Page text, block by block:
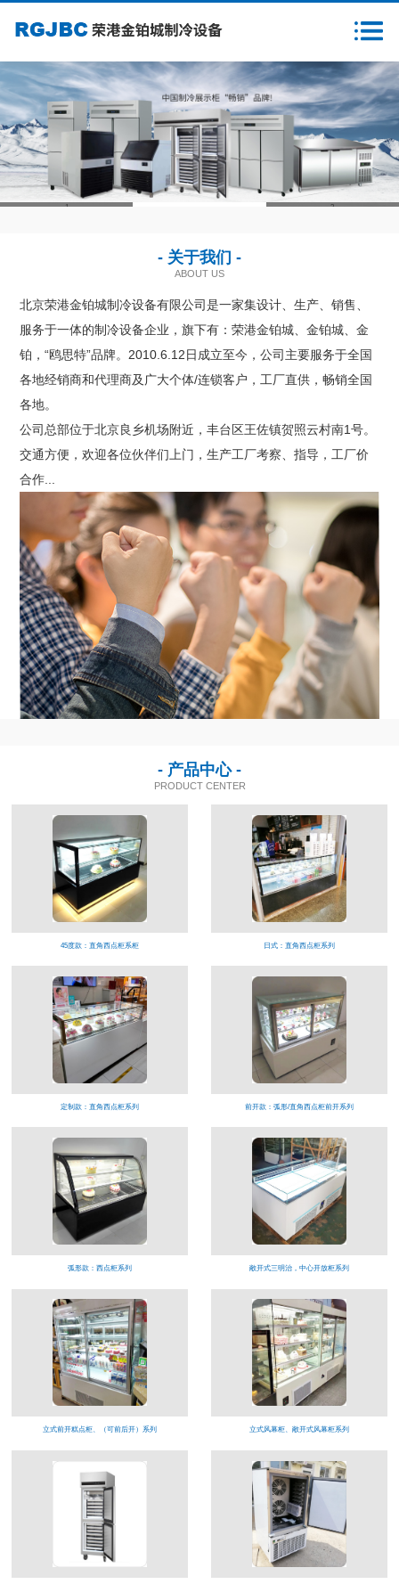
1 3
- 关于我们 -
ABOUT US
北京荣港金铂城制冷设备有限公司是一家集设计、生产、销售、
服务于一体的制冷设备企业，旗下有：荣港金铂城、金铂城、金
铂，“鸥思特”品牌。2010.6.12日成立至今，公司主要服务于全国
各地经销商和代理商及广大个体/连锁客户，工厂直供，畅销全国
各地。
公司总部位于北京良乡机场附近，丰台区王佐镇贺照云村南1号。
交通方便，欢迎各位伙伴们上门，生产工厂考察、指导，工厂价
合作...
- 产品中心 -
PRODUCT CENTER
45度款：直角西点柜系柜 日式：直角西点柜系列
定制款：直角西点柜系列 前开款：弧形/直角西点柜前开系列
弧形款：西点柜系列 敞开式三明治，中心开放柜系列
立式前开糕点柜、（可前后开）系列 立式风幕柜、敞开式风幕柜系列
关于我们
新闻资讯
产品中心
样本下载
营销网络